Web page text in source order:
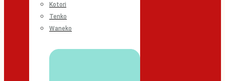
Kotori
Tenko
Waneko